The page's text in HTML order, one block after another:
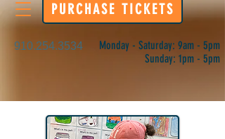
910.254.3534
Monday - Saturday: 9am - 5pm
Sunday: 1pm - 5pm
PURCHASE TICKETS